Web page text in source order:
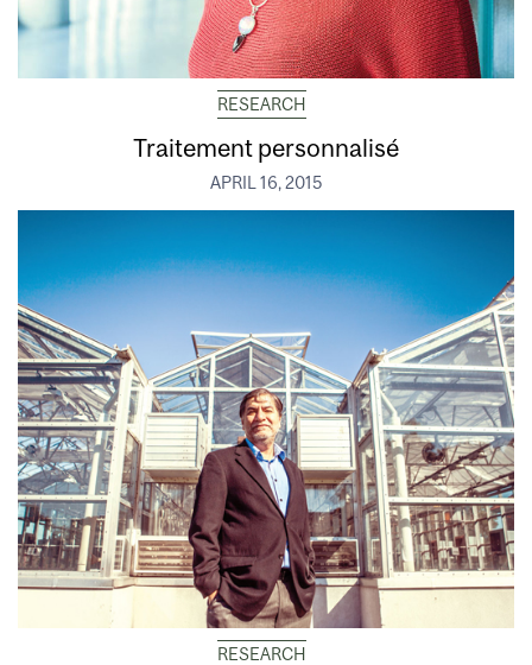
RESEARCH
Traitement personnalisé
APRIL 16, 2015
RESEARCH